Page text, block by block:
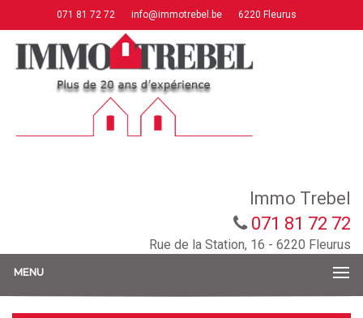
071 81 72 72 info@immotrebel.be 6220 Fleurus
Immo Trebel
071 81 72 72
Rue de la Station, 16 - 6220 Fleurus
MENU